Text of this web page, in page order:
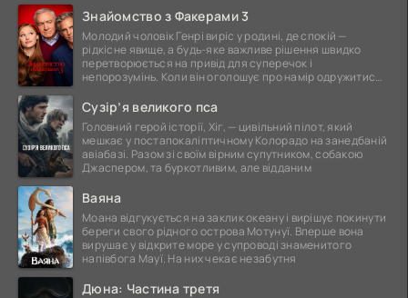
Знайомство з Факерами 3
Молодий чоловік Генрі виріс у родині, де спокій —
рідкісне явище, а будь-яке важливе рішення швидко
перетворюється на привід для суперечок і
непорозумінь. Коли він оголошує про намір одружитися,
Сузір’я великого пса
Головний герой історії, Хіг, — цивільний пілот, який
мешкає у постапокаліптичному Колорадо на занедбаній
авіабазі. Разом зі своїм вірним супутником, собакою
Джаспером, та буркотливим, але відданим
Ваяна
Моана відгукується на заклик океану і вирішує покинути
береги свого рідного острова Мотунуї. Вперше вона
вирушає у відкрите море у супроводі знаменитого
напівбога Мауї. На них чекає незабутня
Дюна: Частина третя